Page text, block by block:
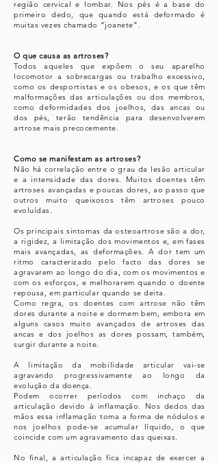
região cervical e lombar. Nos pés é a base do
primeiro dedo, que quando está deformado é
muitas vezes chamado “joanete”.
O que causa as artroses?
Todos aqueles que expõem o seu aparelho
locomotor a sobrecargas ou trabalho excessivo,
como os desportistas e os obesos, e os que têm
malformações das articulações ou dos membros,
como deformidades dos joelhos, das ancas ou
dos pés, terão tendência para desenvolverem
artrose mais precocemente.
Como se manifestam as artroses?
Não há correlação entre o grau da lesão articular
e a intensidade das dores. Muitos doentes têm
artroses avançadas e poucas dores, ao passo que
outros muito queixosos têm artroses pouco
evoluídas.
Os principais sintomas da osteoartrose são a dor,
a rigidez, a limitação dos movimentos e, em fases
mais avançadas, as deformações. A dor tem um
ritmo caracterizado pelo facto das dores se
agravarem ao longo do dia, com os movimentos e
com os esforços, e melhorarem quando o doente
repousa, em particular quando se deita.
Como regra, os doentes com artrose não têm
dores durante a noite e dormem bem, embora em
alguns casos muito avançados de artroses das
ancas e dos joelhos as dores possam, também,
surgir durante a noite.
A limitação da mobilidade articular vai-se
agravando progressivamente ao longo da
evolução da doença.
Podem ocorrer períodos com inchaço da
articulação devido à inflamação. Nos dedos das
mãos essa inflamação toma a forma de nódulos e
nos joelhos pode-se acumular líquido, o que
coincide com um agravamento das queixas.
No final, a articulação fica incapaz de exercer a